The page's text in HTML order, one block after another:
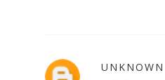
UNKNOWN